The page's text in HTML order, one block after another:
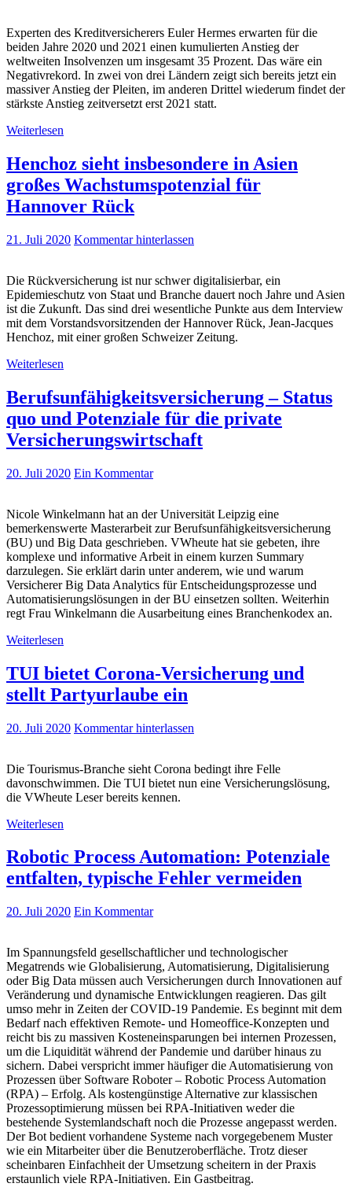
Experten des Kreditversicherers Euler Hermes erwarten für die
beiden Jahre 2020 und 2021 einen kumulierten Anstieg der
weltweiten Insolvenzen um insgesamt 35 Prozent. Das wäre ein
Negativrekord. In zwei von drei Ländern zeigt sich bereits jetzt ein
massiver Anstieg der Pleiten, im anderen Drittel wiederum findet der
stärkste Anstieg zeitversetzt erst 2021 statt.
Weiterlesen
Henchoz sieht insbesondere in Asien
großes Wachstumspotenzial für
Hannover Rück
21. Juli 2020 Kommentar hinterlassen
Die Rückversicherung ist nur schwer digitalisierbar, ein
Epidemieschutz von Staat und Branche dauert noch Jahre und Asien
ist die Zukunft. Das sind drei wesentliche Punkte aus dem Interview
mit dem Vorstandsvorsitzenden der Hannover Rück, Jean-Jacques
Henchoz, mit einer großen Schweizer Zeitung.
Weiterlesen
Berufsunfähigkeitsversicherung – Status
quo und Potenziale für die private
Versicherungswirtschaft
20. Juli 2020 Ein Kommentar
Nicole Winkelmann hat an der Universität Leipzig eine
bemerkenswerte Masterarbeit zur Berufsunfähigkeitsversicherung
(BU) und Big Data geschrieben. VWheute hat sie gebeten, ihre
komplexe und informative Arbeit in einem kurzen Summary
darzulegen. Sie erklärt darin unter anderem, wie und warum
Versicherer Big Data Analytics für Entscheidungsprozesse und
Automatisierungslösungen in der BU einsetzen sollten. Weiterhin
regt Frau Winkelmann die Ausarbeitung eines Branchenkodex an.
Weiterlesen
TUI bietet Corona-Versicherung und
stellt Partyurlaube ein
20. Juli 2020 Kommentar hinterlassen
Die Tourismus-Branche sieht Corona bedingt ihre Felle
davonschwimmen. Die TUI bietet nun eine Versicherungslösung,
die VWheute Leser bereits kennen.
Weiterlesen
Robotic Process Automation: Potenziale
entfalten, typische Fehler vermeiden
20. Juli 2020 Ein Kommentar
Im Spannungsfeld gesellschaftlicher und technologischer
Megatrends wie Globalisierung, Automatisierung, Digitalisierung
oder Big Data müssen auch Versicherungen durch Innovationen auf
Veränderung und dynamische Entwicklungen reagieren. Das gilt
umso mehr in Zeiten der COVID-19 Pandemie. Es beginnt mit dem
Bedarf nach effektiven Remote- und Homeoffice-Konzepten und
reicht bis zu massiven Kosteneinsparungen bei internen Prozessen,
um die Liquidität während der Pandemie und darüber hinaus zu
sichern. Dabei verspricht immer häufiger die Automatisierung von
Prozessen über Software Roboter – Robotic Process Automation
(RPA) – Erfolg. Als kostengünstige Alternative zur klassischen
Prozessoptimierung müssen bei RPA-Initiativen weder die
bestehende Systemlandschaft noch die Prozesse angepasst werden.
Der Bot bedient vorhandene Systeme nach vorgegebenem Muster
wie ein Mitarbeiter über die Benutzeroberfläche. Trotz dieser
scheinbaren Einfachheit der Umsetzung scheitern in der Praxis
erstaunlich viele RPA-Initiativen. Ein Gastbeitrag.